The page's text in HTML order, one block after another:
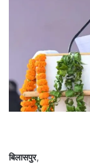
बिलासपुर,